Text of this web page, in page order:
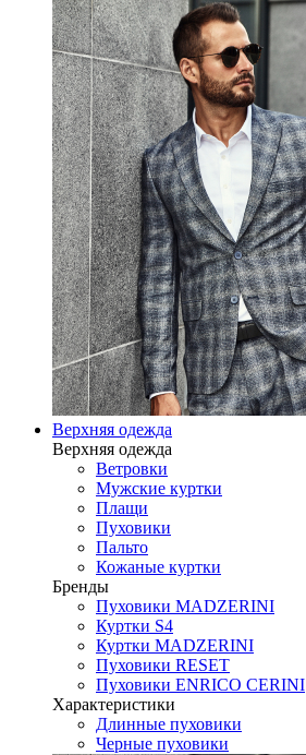
Верхняя одежда
Верхняя одежда
Ветровки
Мужские куртки
Плащи
Пуховики
Пальто
Кожаные куртки
Бренды
Пуховики MADZERINI
Куртки S4
Куртки MADZERINI
Пуховики RESET
Пуховики ENRICO CERINI
Характеристики
Длинные пуховики
Черные пуховики